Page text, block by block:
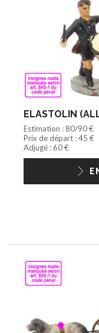
ELASTOLIN
Estimation : 80/90 €
Prix de départ : 45 €
Adjugé : 60 €